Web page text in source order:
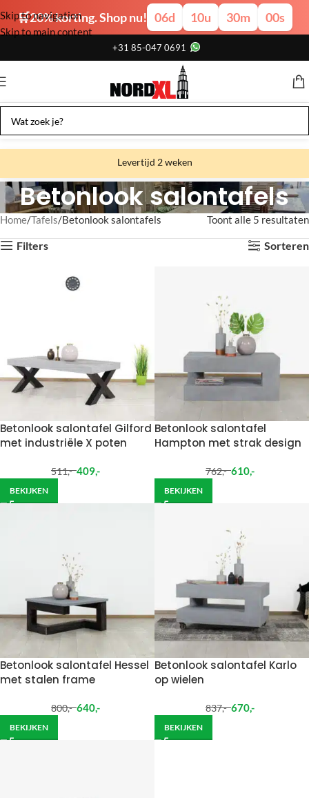
🛒20% korting. Shop nu! 06d 10u 30m 00s
Skip to navigation
Skip to main content
+31 85-047 0691
Levertijd 2 weken
Gratis verzending
Gratis afhalen
Showroom bij fabriek
Betonlook salontafels
Home Tafels Betonlook salontafels Toont alle 5 resultaten
Filters Sorteren
Betonlook salontafel Gilford
met industriële X poten
511,- 409,-
BEKIJKEN
Betonlook salontafel
Hampton met strak design
762,- 610,-
BEKIJKEN
Betonlook salontafel Hessel
met stalen frame
800,- 640,-
BEKIJKEN
Betonlook salontafel Karlo
op wielen
837,- 670,-
BEKIJKEN